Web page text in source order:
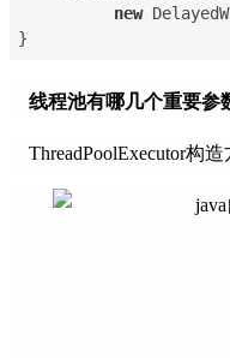
new
}
线程池有哪几个重要参
ThreadPoolExecutor构造